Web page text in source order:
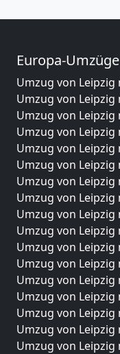
Europa-Umzüge
Umzug von Leipzig
Umzug von Leipzig
Umzug von Leipzig
Umzug von
Umzug von Leipzig
Umzug von
Umzug von
Umzug von Leipzig
Umzug von Leipzig
Umzug von Leipzig
Umzug von Leipzig
Umzug von Leipzig
Umzug von Leipzig
Umzug von Leipzig
Umzug von
Umzug von Leipzig
Umzug von